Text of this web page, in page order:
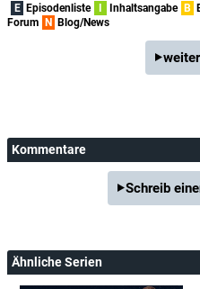
E Episodenliste I Inhaltsangabe B
Forum N Blog/News
Kommentare
Schreib
Ähnliche Serien